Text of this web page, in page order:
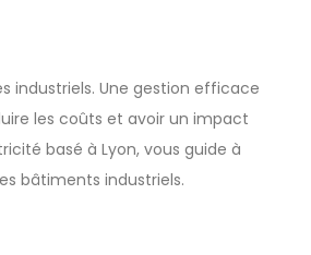
industriels. Une gestion efficace
les coûts et avoir un impact
basé à Lyon, vous guide à
bâtiments industriels.